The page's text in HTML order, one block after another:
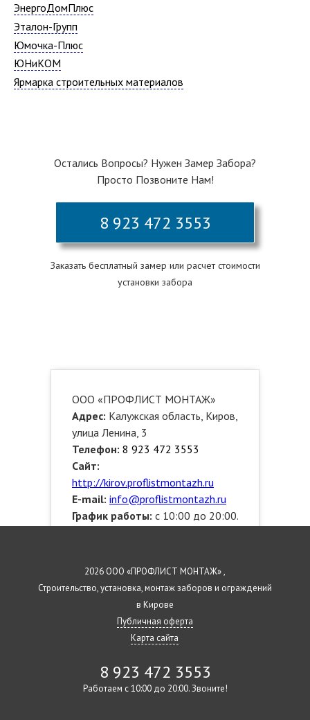
ЭнергоДомПлюс
Эталон-Групп
Юмочка-Плюс
ЮНиКОМ
Ярмарка строительных материалов
Остались Вопросы? Нужен Замер Забора?
Просто Позвоните Нам!
8 923 472 3553
Заказать бесплатный замер или расчет стоимости
установки забора
ООО «ПРОФЛИСТ МОНТАЖ»
Адрес: Калужская область, Киров,
улица Ленина, 3
Телефон: 8 923 472 3553
Сайт:
http://kirov.proflistmontazh.ru
E-mail: info@proflistmontazh.ru
График работы: с 10:00 до 20:00.
Ленинский, Первомайский,
Октябрьский, Нововятский
2026 ООО «ПРОФЛИСТ МОНТАЖ» ,
Строительство, установка, монтаж заборов и ограждений
в Кирове
Публичная оферта
Карта сайта
8 923 472 3553
Работаем с 10:00 до 20:00. Звоните!